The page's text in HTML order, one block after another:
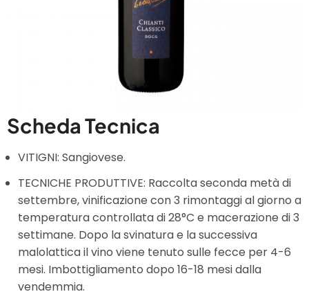
Scheda Tecnica
VITIGNI: Sangiovese.
TECNICHE PRODUTTIVE: Raccolta seconda metà di
settembre, vinificazione con 3 rimontaggi al giorno a
temperatura controllata di 28°C e macerazione di 3
settimane. Dopo la svinatura e la successiva
malolattica il vino viene tenuto sulle fecce per 4-6
mesi. Imbottigliamento dopo 16-18 mesi dalla
vendemmia.